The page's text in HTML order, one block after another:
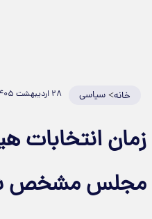
خانه>سیاسی ۲۸ اردیبهشت ۱۴۰۵
زمان انتخابات
مجلس مشخص